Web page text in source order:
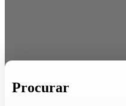
Procurar